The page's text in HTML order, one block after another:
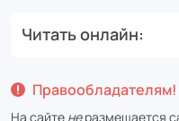
Читать онлайн
Правообладателям!
На сайте неразмещается